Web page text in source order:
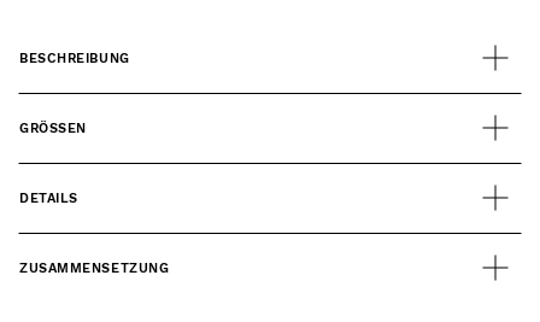
BESCHREIBUNG
GRÖSSEN
DETAILS
ZUSAMMENSETZUNG